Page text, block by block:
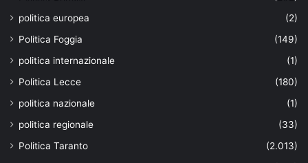
politica europea
(2)
Politica Foggia
(149)
politica internazionale
(1)
Politica Lecce
(180)
politica nazionale
(1)
politica regionale
(33)
Politica Taranto
(2.013)